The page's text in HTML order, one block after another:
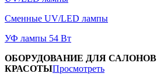
Сменные UV/LED лампы
УФ лампы 54 Вт
ОБОРУДОВАНИЕ ДЛЯ САЛОНОВ
КРАСОТЫПросмотреть